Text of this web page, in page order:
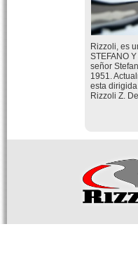
Rizzoli, es
STEFANO
señor
1951.
esta
Rizzoli Z.